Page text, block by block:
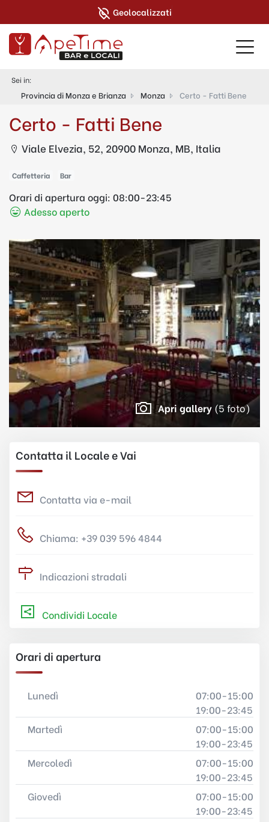
Geolocalizzati
Sei in:
Provincia di Monza e Brianza Monza Certo - Fatti Bene
Certo - Fatti Bene
Viale Elvezia, 52, 20900 Monza, MB, Italia
Caffetteria Bar
Orari di apertura oggi: 08:00-23:45
Adesso aperto
Apri gallery (5 foto)
Contatta il Locale e Vai
Contatta via e-mail
Chiama: +39 039 596 4844
Indicazioni stradali
Condividi Locale
Orari di apertura
Lunedì
07:00-15:00
19:00-23:45
Martedì
07:00-15:00
19:00-23:45
Mercoledì
07:00-15:00
19:00-23:45
Giovedì
07:00-15:00
19:00-23:45